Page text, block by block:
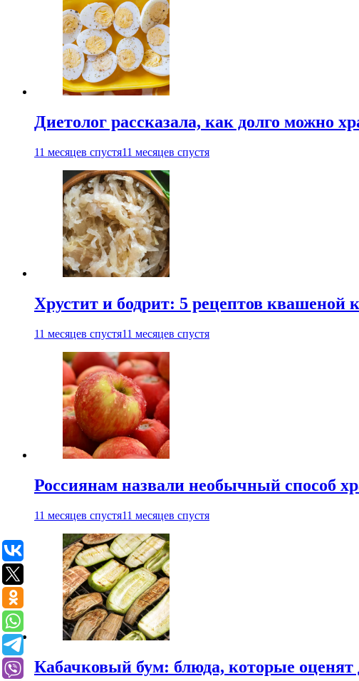
Диетолог рассказала, как долго можно
11 месяцев спустя11 месяцев спустя
Хрустит и бодрит: 5 рецептов квашеной
11 месяцев спустя11 месяцев спустя
Россиянам назвали необычный способ
11 месяцев спустя11 месяцев спустя
Кабачковый бум: блюда, которые оценят